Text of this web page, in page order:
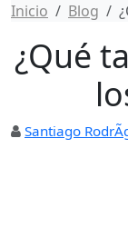
Inicio Blog
¿Qué
Santiago